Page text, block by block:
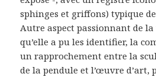
sphinges et griffons) typique
Autre aspect passionnant de
qu’elle a pu les identifier, la
un rapprochement entre la
de la pendule et l’œuvre d’art,